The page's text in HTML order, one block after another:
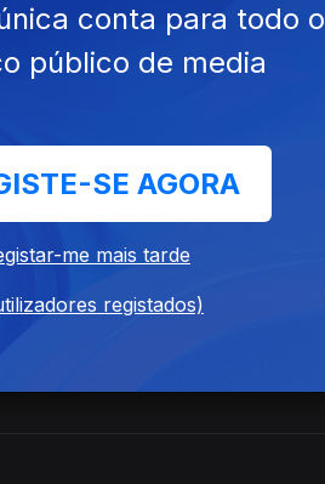
conta para todo o
público de media
SE AGORA
me mais tarde
registados)